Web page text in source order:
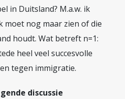
in Duitsland? M.a.w. ik
moet nog maar zien of die
houdt. Wat betreft n=1:
heel veel succesvolle
tegen immigratie.
discussie